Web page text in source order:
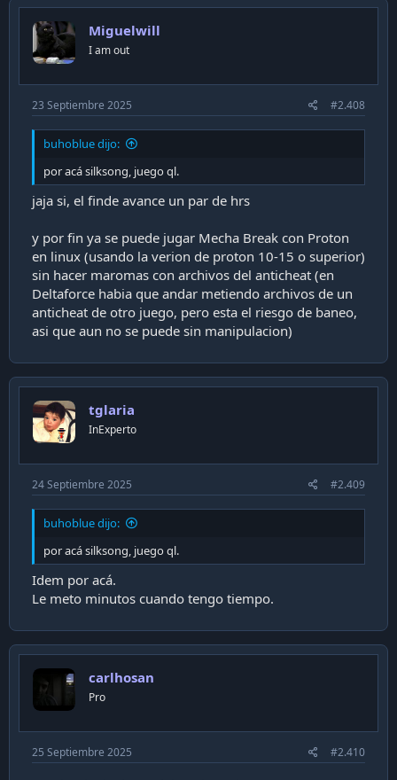
Miguelwill
I am out
23 Septiembre 2025 #2.408
buhoblue dijo:
por acá silksong, juego ql.
jaja si, el finde avance un par de hrs
y por fin ya se puede jugar Mecha Break con Proton
en linux (usando la verion de proton 10-15 o superior)
sin hacer maromas con archivos del anticheat (en
Deltaforce habia que andar metiendo archivos de un
anticheat de otro juego, pero esta el riesgo de baneo,
asi que aun no se puede sin manipulacion)
tglaria
InExperto
24 Septiembre 2025 #2.409
buhoblue dijo:
por acá silksong, juego ql.
Idem por acá.
Le meto minutos cuando tengo tiempo.
carlhosan
Pro
25 Septiembre 2025 #2.410